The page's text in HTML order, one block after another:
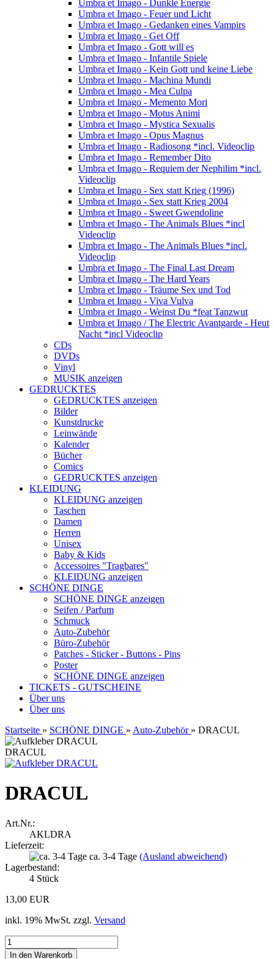
Umbra et Imago - Dunkle Energie
Umbra et Imago - Feuer und Licht
Umbra et Imago - Gedanken eines Vampirs
Umbra et Imago - Get Off
Umbra et Imago - Gott will es
Umbra et Imago - Infantile Spiele
Umbra et Imago - Kein Gott und keine Liebe
Umbra et Imago - Machina Mundi
Umbra et Imago - Mea Culpa
Umbra et Imago - Memento Mori
Umbra et Imago - Motus Animi
Umbra et Imago - Mystica Sexualis
Umbra et Imago - Opus Magnus
Umbra et Imago - Radiosong *incl. Videoclip
Umbra et Imago - Remember Dito
Umbra et Imago - Requiem der Nephilim *incl.
Videoclip
Umbra et Imago - Sex statt Krieg (1996)
Umbra et Imago - Sex statt Krieg 2004
Umbra et Imago - Sweet Gwendoline
Umbra et Imago - The Animals Blues *incl
Videoclip
Umbra et Imago - The Animals Blues *incl.
Videoclip
Umbra et Imago - The Final Last Dream
Umbra et Imago - The Hard Years
Umbra et Imago - Träume Sex und Tod
Umbra et Imago - Viva Vulva
Umbra et Imago - Weinst Du *feat Tanzwut
Umbra et Imago / The Electric Avantgarde - Heut
Nacht *incl Videoclip
CDs
DVDs
Vinyl
MUSIK anzeigen
GEDRUCKTES
GEDRUCKTES anzeigen
Bilder
Kunstdrucke
Leinwände
Kalender
Bücher
Comics
GEDRUCKTES anzeigen
KLEIDUNG
KLEIDUNG anzeigen
Taschen
Damen
Herren
Unisex
Baby & Kids
Accessoires "Tragbares"
KLEIDUNG anzeigen
SCHÖNE DINGE
SCHÖNE DINGE anzeigen
Seifen / Parfum
Schmuck
Auto-Zubehör
Büro-Zubehör
Patches - Sticker - Buttons - Pins
Poster
SCHÖNE DINGE anzeigen
TICKETS - GUTSCHEINE
Über uns
Über uns
Startseite » SCHÖNE DINGE » Auto-Zubehör » DRACUL
DRACUL
DRACUL
Art.Nr.:
AKLDRA
Lieferzeit:
ca. 3-4 Tage (Ausland abweichend)
Lagerbestand:
4 Stück
13,00 EUR
inkl. 19% MwSt. zzgl. Versand